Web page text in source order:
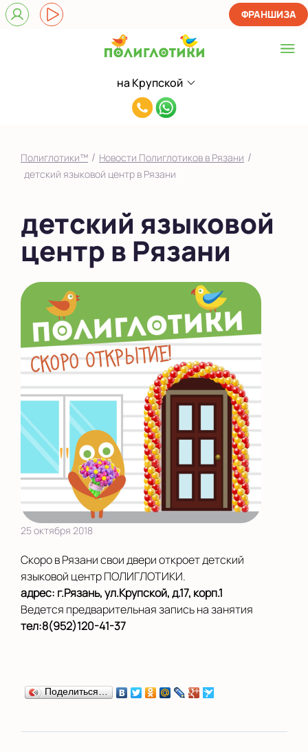
на Крупской
Выберите центр
на Крупской
Выбрать другой город
8(952)120-
ФРАНШИЗА
Полиглотики™ / Новости Полиглотиков в Рязани /
детский языковой центр в Рязани
детский языковой
центр в Рязани
25 октября 2018
Скоро в Рязани свои двери откроет детский
языковой центр ПОЛИГЛОТИКИ.
адрес: г.Рязань, ул.Крупской, д.17, корп.1
Ведется предварительная запись на занятия
тел:8(952)120-41-37
Поделиться…